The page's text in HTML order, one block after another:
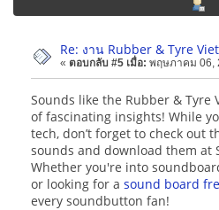
Re: งาน Rubber & Tyre
« ตอบกลับ #5 เมื่อ: พฤษภาคม 06,
Sounds like the Rubber &
of fascinating insights! While
tech, don’t forget to check out
sounds and download them at
Whether you're into
or looking for a sound board
every soundbutton fan!